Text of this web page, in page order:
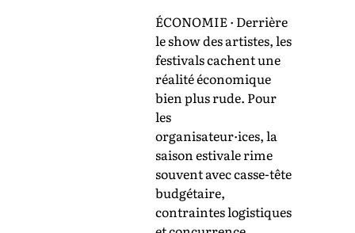
ÉCONOMIE · Derrière
le show des artistes, les
festivals cachent une
réalité économique
bien plus rude. Pour
les
organisateur·ices, la
saison estivale rime
souvent avec casse-tête
budgétaire,
contraintes logistiques